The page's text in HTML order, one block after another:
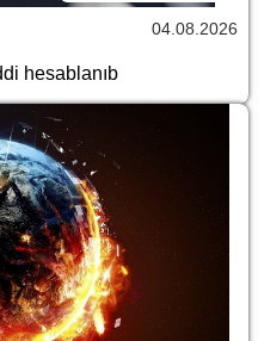
04.08.2026
hesablanıb